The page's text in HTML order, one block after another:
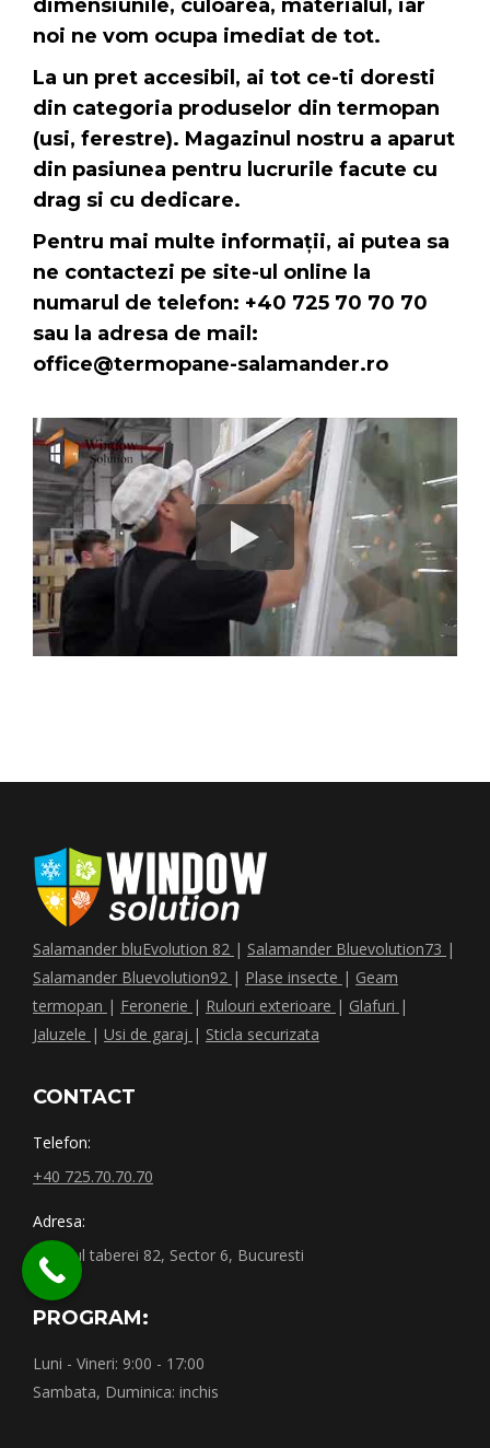
dimensiunile, culoarea, materialul, iar
noi ne vom ocupa imediat de tot.
La un pret accesibil, ai tot ce-ti doresti
din categoria produselor din termopan
(usi, ferestre). Magazinul nostru a aparut
din pasiunea pentru lucrurile facute cu
drag si cu dedicare.
Pentru mai multe informații, ai putea sa
ne contactezi pe site-ul online la
numarul de telefon: +40 725 70 70 70
sau la adresa de mail:
office@termopane-salamander.ro
Salamander bluEvolution 82 | Salamander Bluevolution73 |
Salamander Bluevolution92 | Plase insecte | Geam
termopan | Feronerie | Rulouri exterioare | Glafuri |
Jaluzele | Usi de garaj | Sticla securizata
CONTACT
Telefon:
+40 725.70.70.70
Adresa:
Drumul taberei 82, Sector 6, Bucuresti
PROGRAM:
Luni - Vineri: 9:00 - 17:00
Sambata, Duminica: inchis